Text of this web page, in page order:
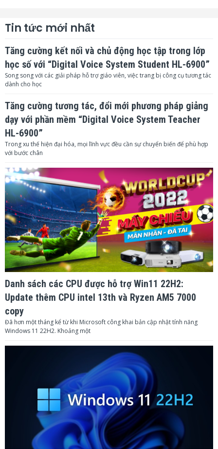
Tin tức mới nhất
Tăng cường kết nối và chủ động học tập trong lớp
học số với “Digital Voice System Student HL-6900”
Song song với các giải pháp hỗ trợ giáo viên, việc trang bị công cụ tương tác
dành cho học
Tăng cường tương tác, đổi mới phương pháp giảng
dạy với phần mềm “Digital Voice System Teacher
HL-6900”
Trong xu thế hiện đại hóa, mọi lĩnh vực đều cần sự chuyển biến để phù hợp
với bước chân
Danh sách các CPU được hỗ trợ Win11 22H2:
Update thêm CPU intel 13th và Ryzen AM5 7000
copy
Đã hơn một tháng kể từ khi Microsoft công khai bản cập nhật tính năng
Windows 11 22H2. Khoảng một